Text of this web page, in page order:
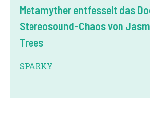
Metamyther entfesselt das
Stereosound-Chaos von
Trees
SPARKY